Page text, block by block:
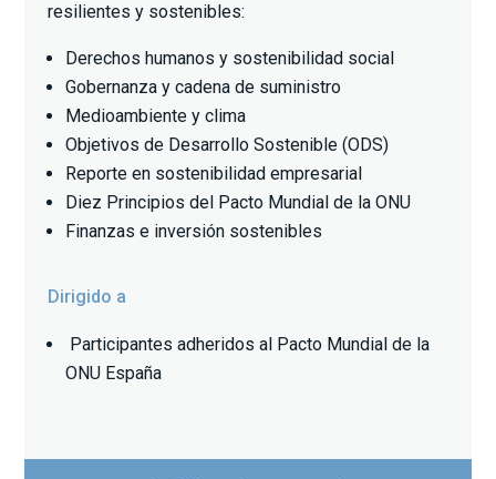
resilientes y sostenibles:
Derechos humanos y sostenibilidad social
Gobernanza y cadena de suministro
Medioambiente y clima
Objetivos de Desarrollo Sostenible (ODS)
Reporte en sostenibilidad empresarial
Diez Principios del Pacto Mundial de la ONU
Finanzas e inversión sostenibles
Dirigido a
Participantes adheridos al Pacto Mundial de la
ONU España